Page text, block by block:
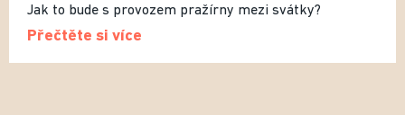
Jak to bude s provozem pražírny mezi svátky?
Přečtěte si více